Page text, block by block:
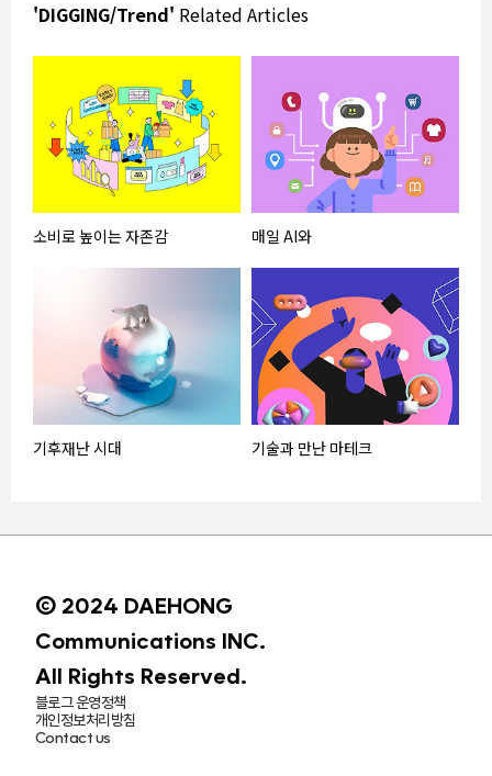
'DIGGING/Trend' Related Articles
소비로 높이는 자존감 매일 AI와
기후재난 시대 기술과 만난 마테크
© 2024 DAEHONG
Communications INC.
All Rights Reserved.
블로그 운영정책
개인정보처리방침
Contact us